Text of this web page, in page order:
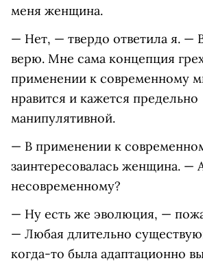
меня женщина.
— Нет, — твердо ответила я. —
верю. Мне сама концепция
применении к современному
нравится и кажется предельно
манипулятивной.
— В применении к
заинтересовалась женщина. —
несовременному?
— Ну есть же эволюция, —
— Любая длительно
когда-то была адаптационно